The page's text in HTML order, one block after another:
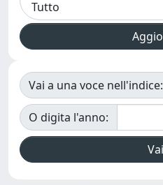
Vai a una voce nell'indice:
O digita l'anno: